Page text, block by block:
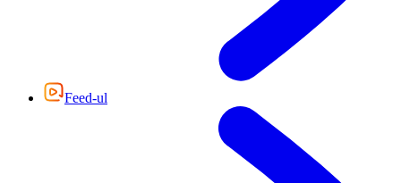
Feed-ul